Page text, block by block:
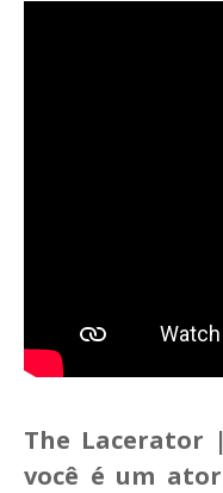
The Lacerator
você é um